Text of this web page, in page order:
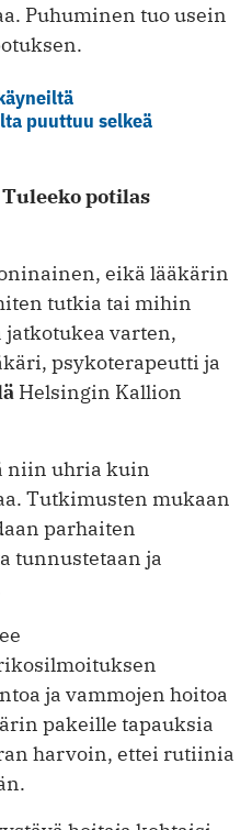
Puhuminen tuo usein
puuttuu selkeä
potilas
eikä lääkärin
tutkia tai mihin
jatkotukea varten,
psykoterapeutti ja
Helsingin Kallion
niin uhria kuin
Tutkimusten mukaan
parhaiten
tunnustetaan ja
ja vammojen hoitoa
pakeille tapauksia
harvoin, ettei rutiinia